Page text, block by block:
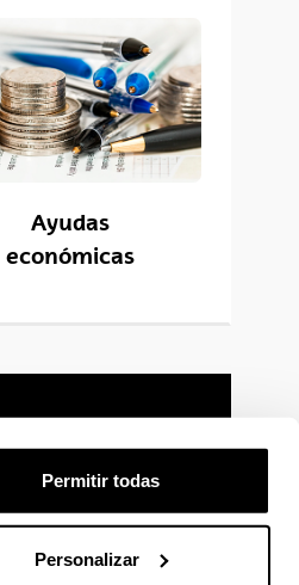
Permitir todas
Personalizar
Ayudas
económicas
Ayuda Contacto